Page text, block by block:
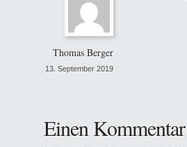
Thomas Berger
13. September 2019
Einen